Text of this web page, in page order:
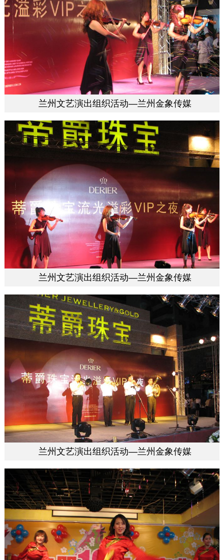
兰州文艺演出组织活动—兰州金象传媒
兰州文艺演出组织活动—兰州金象传媒
兰州文艺演出组织活动—兰州金象传媒